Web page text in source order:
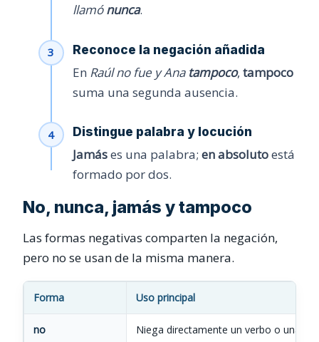
llamónunca.
Reconoce la negación añadida
En Raúl no fue y Ana tampoco, tampoco
suma una segunda ausencia.
Distingue palabra y locución
Jamáses una palabra; en absolutoestá
formado por dos.
No, nunca, jamás y tampoco
Las formas negativas comparten la negación,
pero no se usan de la misma manera.
Forma Uso principal
no Niega directamente un verbo o una